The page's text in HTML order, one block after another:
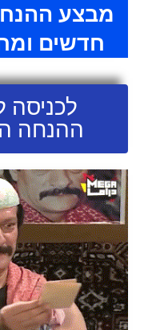
מבצע
חדשים
לכניסה
ההנחה